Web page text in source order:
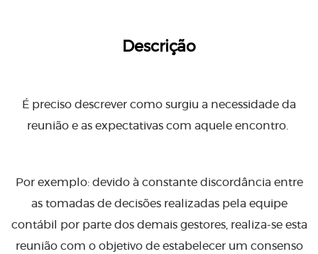
Descrição
É preciso descrever como surgiu a necessidade da
reunião e as expectativas com aquele encontro.
Por exemplo: devido à constante discordância entre
as tomadas de decisões realizadas pela equipe
contábil por parte dos demais gestores, realiza-se esta
reunião com o objetivo de estabelecer um consenso